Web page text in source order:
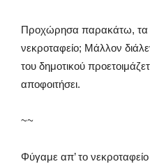
Προχώρησα παρακάτω, τα
νεκροταφείο; Μάλλον
του δημοτικού
αποφοιτήσει.
~~
Φύγαμε απ’ το